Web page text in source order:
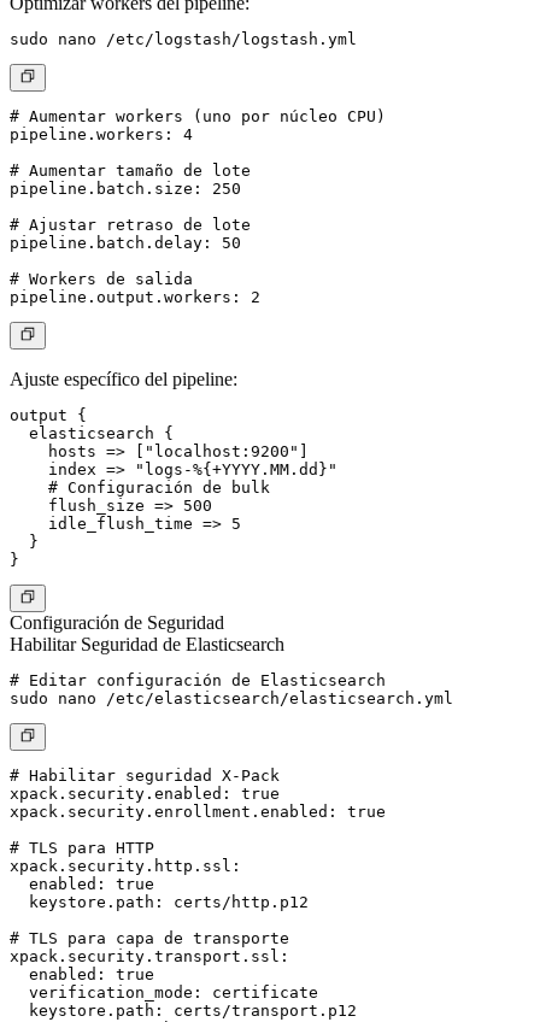
# Aumentar workers (uno por núcleo CPU)
pipeline.workers: 4
# Aumentar tamaño de lote
pipeline.batch.size: 250
# Ajustar retraso de lote
pipeline.batch.delay: 50
# Workers de salida
Ajuste específico del pipeline:
output {
  elasticsearch {
    hosts => ["localhost:9200"]
    index => "logs-%{+YYYY.MM.dd}"
    # Configuración de bulk
    flush_size => 500
    idle_flush_time => 5
  }
Configuración de Seguridad
Habilitar Seguridad de Elasticsearch
# Editar configuración de Elasticsearch
# Habilitar seguridad X-Pack
xpack.security.enabled: true
xpack.security.enrollment.enabled: true
# TLS para HTTP
xpack.security.http.ssl:
  enabled: true
  keystore.path: certs/http.p12
# TLS para capa de transporte
xpack.security.transport.ssl:
  enabled: true
  verification_mode: certificate
  keystore.path: certs/transport.p12